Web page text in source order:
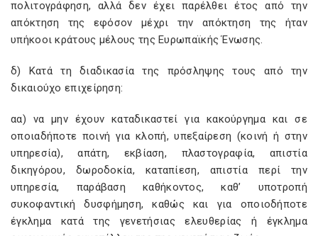
πολιτογράφηση, αλλά δεν έχει παρέλθει έτος από την
απόκτηση της εφόσον μέχρι την απόκτηση της ήταν
υπήκοοι κράτους μέλους της Ευρωπαϊκής Ένωσης.
δ) Κατά τη διαδικασία της πρόσληψης τους από την
δικαιούχο επιχείρηση:
αα) να μην έχουν καταδικαστεί για κακούργημα και σε
οποιαδήποτε ποινή για κλοπή, υπεξαίρεση (κοινή ή στην
υπηρεσία), απάτη, εκβίαση, πλαστογραφία, απιστία
δικηγόρου, δωροδοκία, καταπίεση, απιστία περί την
υπηρεσία, παράβαση καθήκοντος, καθ’ υποτροπή
συκοφαντική δυσφήμηση, καθώς και για οποιοδήποτε
έγκλημα κατά της γενετήσιας ελευθερίας ή έγκλημα